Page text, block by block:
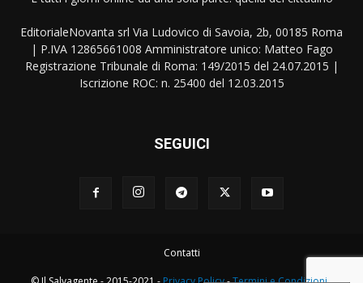
EditorialeNovanta srl Via Ludovico di Savoia, 2b, 00185 Roma
| P.IVA 12865661008 Amministratore unico: Matteo Fago
Registrazione Tribunale di Roma: 149/2015 del 24.07.2015 |
Iscrizione ROC: n. 25400 del 12.03.2015
SEGUICI
Contatti